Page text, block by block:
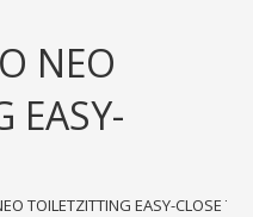
NEO
EASY-
TOILETZITTING EASY-CLOSE